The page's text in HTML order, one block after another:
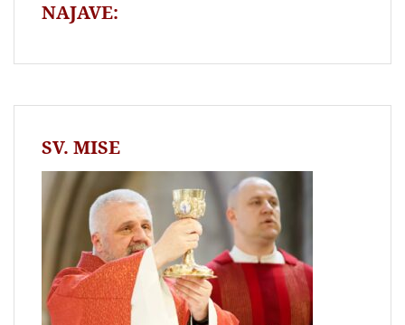
NAJAVE:
SV. MISE